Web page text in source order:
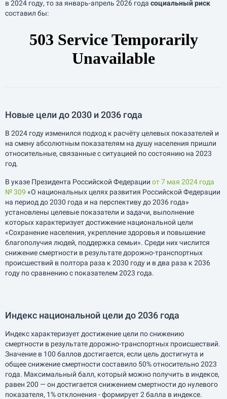
в 2024 году, то за январь-апрель 2026 года социальный риск
составил бы:
Новые цели до 2030 и 2036 года
В 2024 году изменился подход к расчёту целевых показателей и
на смену абсолютным показателям на душу населения пришли
относительные, связанные с ситуацией по состоянию на 2023
год.
В указе Президента Российской Федерации от 7 мая 2024 года
№ 309 «О национальных целях развития Российской Федерации
на период до 2030 года и на перспективу до 2036 года»
установлены целевые показатели и задачи, выполнение
которых характеризует достижение национальной цели
«Сохранение населения, укрепление здоровья и повышение
благополучия людей, поддержка семьи». Среди них числится
снижение смертности в результате дорожно-транспортных
происшествий в полтора раза к 2030 году и в два раза к 2036
году по сравнению с показателем 2023 года.
Индекс национальной цели до 2036 года
Индекс характеризует достижение цели по снижению
смертности в результате дорожно-транспортных происшествий.
Значение в 100 баллов достигается, если цель достигнута и
общее снижение смертности составило 50% относительно 2023
года. Максимальный балл, который можно получить в индексе,
равен 200 — он достигается снижением смертности до нулевого
показателя, 1% отклонения - формирует 2 балла в индексе.